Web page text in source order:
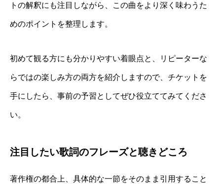
トの解釈にも注目しながら、この曲をより深く味わうた
めのポイントを整理します。
初めて観る方にも分かりやすい着眼点と、リピーターな
らではの楽しみ方の両方を紹介しますので、チケットを
手にしたら、事前の予習としてぜひ役立ててみてくださ
い。
注目したい歌詞のフレーズと聴きどころ
著作権の都合上、具体的な一節をそのまま引用すること